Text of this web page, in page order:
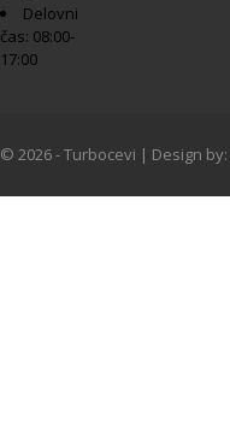
Delovni
čas: 08:00-
17:00
© 2026 - Turbocevi | Design by: